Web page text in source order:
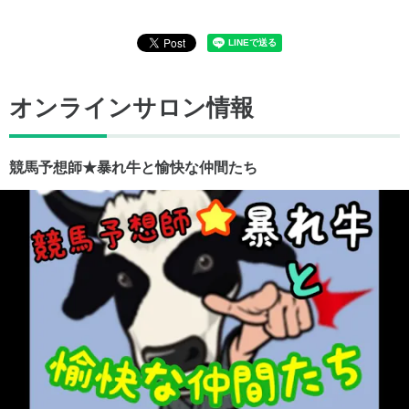
オンラインサロン情報
競馬予想師★暴れ牛と愉快な仲間たち